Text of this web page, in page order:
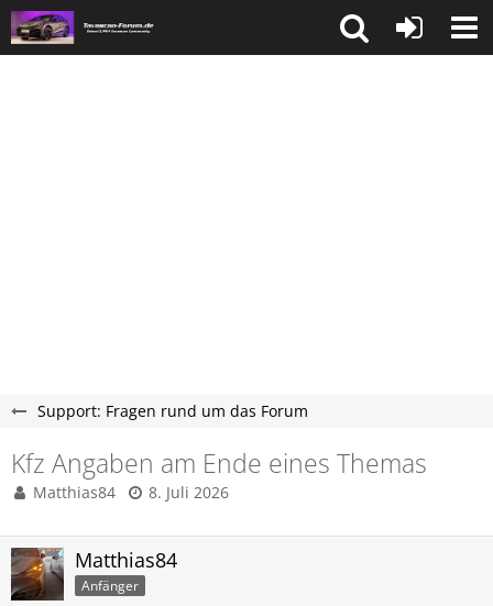
Support: Fragen rund um das Forum
Kfz Angaben am Ende eines Themas
Matthias84 8. Juli 2026
Matthias84
Anfänger